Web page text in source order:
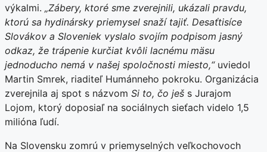
výkalmi. „Zábery, ktoré sme zverejnili, ukázali pravdu,
ktorú sa hydinársky priemysel snaží tajiť. Desaťtisíce
Slovákov a Sloveniek vyslalo svojím podpisom jasný
odkaz, že trápenie kurčiat kvôli lacnému mäsu
jednoducho nemá v našej spoločnosti miesto,“uviedol
Martin Smrek, riaditeľ Humánneho pokroku. Organizácia
zverejnila aj spot s názvom Si to, čo ješ s Jurajom
Lojom, ktorý doposiaľ na sociálnych sieťach videlo 1,5
milióna ľudí.
Na Slovensku zomrú v priemyselných veľkochovoch